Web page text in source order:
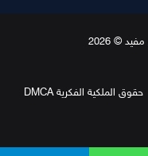
© 2026
حقوق الملكية الفكرية DMCA